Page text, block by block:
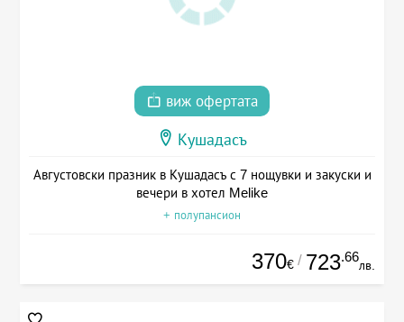
виж офертата
Кушадасъ
Августовски празник в Кушадасъ с 7 нощувки и закуски и
вечери в хотел Melike
+ полупансион
370€ / 723.66
лв.